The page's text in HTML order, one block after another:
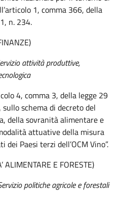
1, comma 366, della
n. 234.
attività produttive,
4, comma 3, della legge 29
schema di decreto del
della sovranità alimentare e
attuative della misura
dei Paesi terzi dell’OCM Vino”.
ALIMENTARE E FORESTE)
politiche agricole e forestali